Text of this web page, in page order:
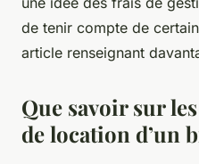
de tenir compte de
article renseignant
Que savoir sur
de location d’un